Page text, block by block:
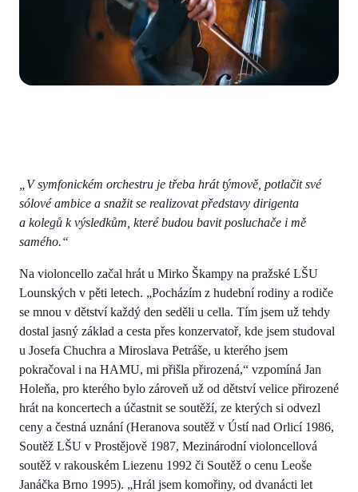
„V symfonickém orchestru je třeba hrát týmově, potlačit své
sólové ambice a snažit se realizovat představy dirigenta
a kolegů k výsledkům, které budou bavit posluchače i mě
samého.“
Na violoncello začal hrát u Mirko Škampy na pražské LŠU
Lounských v pěti letech. „Pocházím z hudební rodiny a rodiče
se mnou v dětství každý den seděli u cella. Tím jsem už tehdy
dostal jasný základ a cesta přes konzervatoř, kde jsem studoval
u Josefa Chuchra a Miroslava Petráše, u kterého jsem
pokračoval i na HAMU, mi přišla přirozená,“ vzpomíná Jan
Holeňa, pro kterého bylo zároveň už od dětství velice přirozené
hrát na koncertech a účastnit se soutěží, ze kterých si odvezl
ceny a čestná uznání (Heranova soutěž v Ústí nad Orlicí 1986,
Soutěž LŠU v Prostějově 1987, Mezinárodní violoncellová
soutěž v rakouském Liezenu 1992 či Soutěž o cenu Leoše
Janáčka Brno 1995). „Hrál jsem komořiny, od dvanácti let